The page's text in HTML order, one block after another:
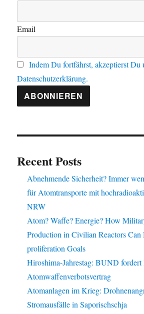
Email
Indem Du fortfährst, akzeptierst Du
Datenschutzerklärung.
Recent Posts
Abnehmende Sicherheit? Immer
für Atomtransporte mit
NRW
Atom? Waffe? Energie? How
Production in Civilian Reactors
proliferation Goals
Hiroshima-Jahrestag: BUND
Atomwaffenverbotsvertrag
Atomanlagen im Krieg:
Stromausfälle in Saporischschja